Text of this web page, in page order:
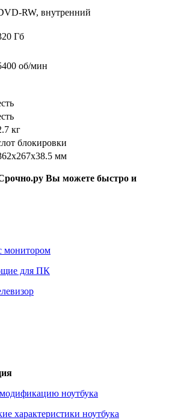
RW, внутренний
Гб
об/мин
кг
блокировки
мм
Вы можете быстро и
монитором
для ПК
ноутбука
характеристики ноутбука